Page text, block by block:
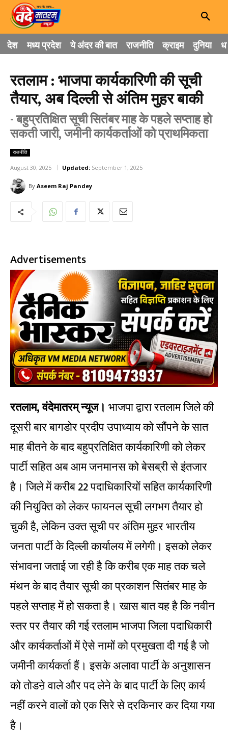
देश मध्य प्रदेश ये अंदर की बात राजनीति क्राइम दुनिया
रतलाम : भाजपा कार्यकारिणी की सूची
तैयार, अब दिल्ली से अंतिम मुहर बाकी
- बहुप्रतिक्षित सूची सितंबर माह के पहले सप्ताह हो
सकती जारी, जमीनी कार्यकर्ताओं को प्राथमिकता
राजनीति
August 30, 2025 Updated: September 1, 2025
By Aseem Raj Pandey
Advertisements
रतलाम, वंदेमातरम् न्यूज। भाजपा द्वारा रतलाम जिले की
दूसरी बार बागडोर प्रदीप उपाध्याय को सौंपने के सात
माह बीतने के बाद बहुप्रतिक्षित कार्यकारिणी को लेकर
पार्टी सहित अब आम जनमानस को बेसब्री से इंतजार
है। जिले में करीब 22 पदाधिकारियों सहित कार्यकारिणी
की नियुक्ति को लेकर फायनल सूची लगभग तैयार हो
चुकी है, लेकिन उक्त सूची पर अंतिम मुहर भारतीय
जनता पार्टी के दिल्ली कार्यालय में लगेगी। इसको लेकर
संभावना जताई जा रही है कि करीब एक माह तक चले
मंथन के बाद तैयार सूची का प्रकाशन सितंबर माह के
पहले सप्ताह में हो सकता है। खास बात यह है कि नवीन
स्तर पर तैयार की गई रतलाम भाजपा जिला पदाधिकारी
और कार्यकर्ताओं में ऐसे नामों को प्रमुखता दी गई है जो
जमीनी कार्यकर्ता हैं। इसके अलावा पार्टी के अनुशासन
को तोडऩे वाले और पद लेने के बाद पार्टी के लिए कार्य
नहीं करने वालों को एक सिरे से दरकिनार कर दिया गया
है।